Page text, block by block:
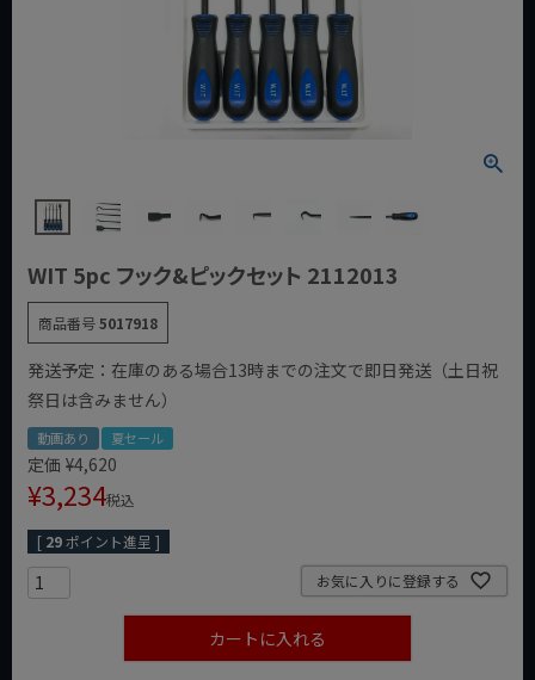
WIT 5pc フック&ピックセット 2112013
商品番号5017918
発送予定：在庫のある場合13時までの注文で即日発送（土日祝
祭日は含みません）
動画あり 夏セール
定価 ¥4,620
¥3,234税込
[ 29ポイント進呈 ]
お気に入りに登録する
カートに入れる